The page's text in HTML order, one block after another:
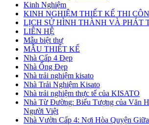
Kinh Nghiệm
KINH NGHIỆM THIẾT KẾ THI
LỊCH SỬ HÌNH THÀNH VÀ PHÁT
LIÊN HỆ
Mẫu biệt thự
MẪU THIẾT KẾ
Nhà Cấp 4 Đẹp
Nhà Ống Đẹp
Nhà trải nghiệm kisato
Nhà Trải Nghiệm Kisato
Nhà trải nghiệm thực tế của KISATO
Nhà Từ Đường: Biểu Tượng của Văn
Người Việt
Nhà Vườn Cấp 4: Nơi Hòa Quyện